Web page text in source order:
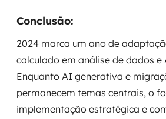
Conclusão:
2024 marca um ano de
calculado em análise de dados
Enquanto AI generativa e
permanecem temas centrais, o
implementação estratégica e